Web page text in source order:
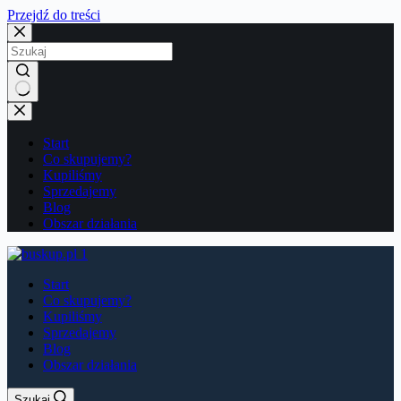
Przejdź do treści
Brak
wyników
Start
Co skupujemy?
Kupiliśmy
Sprzedajemy
Blog
Obszar działania
Start
Co skupujemy?
Kupiliśmy
Sprzedajemy
Blog
Obszar działania